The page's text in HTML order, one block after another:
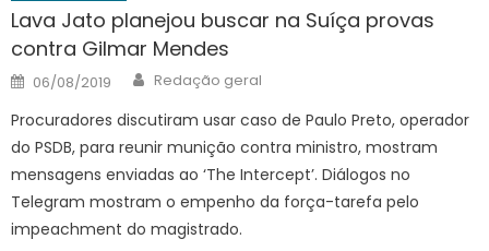
Lava Jato planejou buscar na Suíça provas
contra Gilmar Mendes
Posted
on
06/08/2019 Author
Redação geral
Procuradores discutiram usar caso de Paulo Preto, operador
do PSDB, para reunir munição contra ministro, mostram
mensagens enviadas ao ‘The Intercept’. Diálogos no
Telegram mostram o empenho da força-tarefa pelo
impeachment do magistrado.